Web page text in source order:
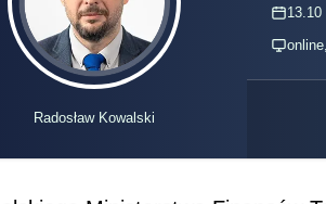
Radosław Kowalski
13.10